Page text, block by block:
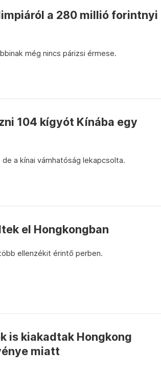
a 280 millió forintnyi
még nincs párizsi érmese.
104 kígyót Kínába egy
a kínai vámhatóság lekapcsolta.
el Hongkongban
ellenzékit érintő perben.
is kiakadtak Hongkong
miatt